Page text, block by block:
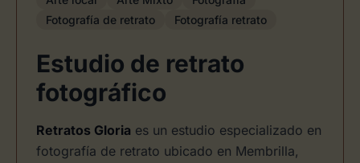
Fotografía de retrato
Fotografía retrato
Estudio de retrato
fotográfico
Retratos Gloria es un estudio especializado en
fotografía de retrato ubicado en Membrilla,